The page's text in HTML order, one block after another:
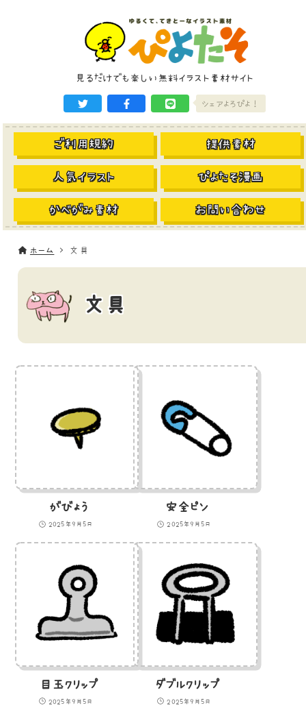
見るだけでも楽しい無料イラスト素材サイト
シェアよろぴよ！
ご利用規約 提供素材
人気イラスト ぴよたそ漫画
かべがみ素材 お問い合わせ
ホーム 文具
文具
がびょう
2025年9月5日
安全ピン
2025年9月5日
目玉クリップ
2025年9月5日
ダブルクリップ
2025年9月5日